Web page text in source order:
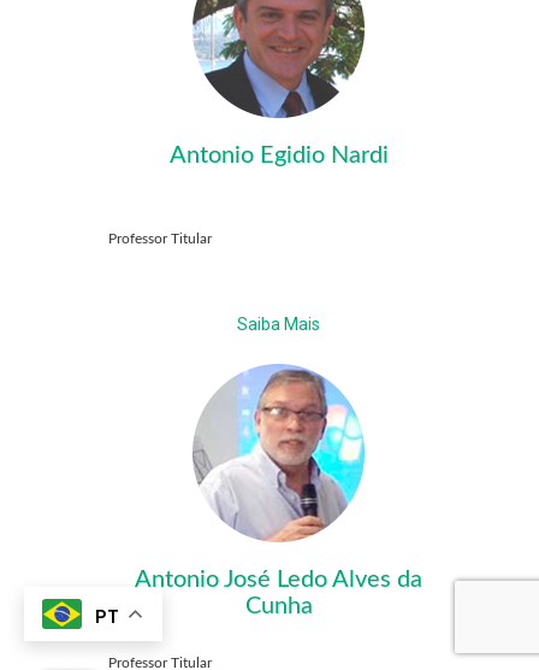
PT
Antonio Egidio Nardi
Professor Titular
Saiba Mais
Antonio José Ledo Alves da
Cunha
Professor Titular